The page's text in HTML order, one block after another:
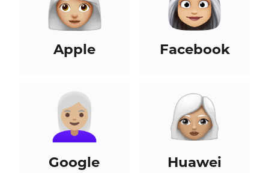
Apple Facebook
Google Huawei